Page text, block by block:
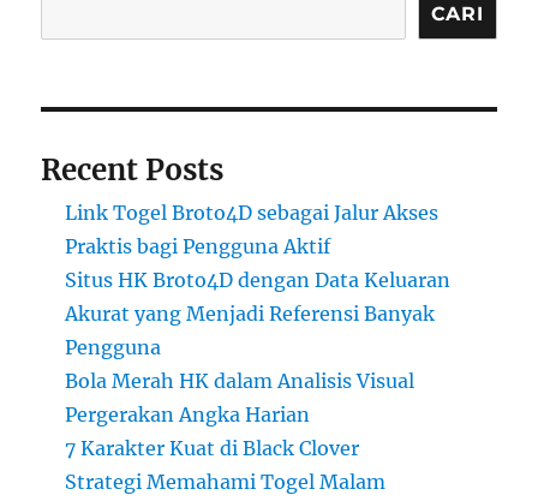
CARI
Recent Posts
Link Togel Broto4D sebagai Jalur Akses
Praktis bagi Pengguna Aktif
Situs HK Broto4D dengan Data Keluaran
Akurat yang Menjadi Referensi Banyak
Pengguna
Bola Merah HK dalam Analisis Visual
Pergerakan Angka Harian
7 Karakter Kuat di Black Clover
Strategi Memahami Togel Malam